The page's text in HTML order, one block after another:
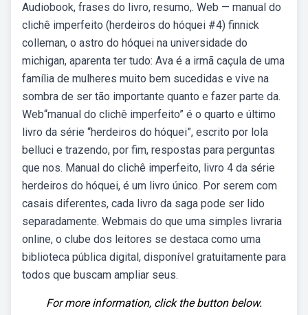
Audiobook, frases do livro, resumo,. Web — manual do
clichê imperfeito (herdeiros do hóquei #4) finnick
colleman, o astro do hóquei na universidade do
michigan, aparenta ter tudo: Ava é a irmã caçula de uma
família de mulheres muito bem sucedidas e vive na
sombra de ser tão importante quanto e fazer parte da.
Web“manual do clichê imperfeito” é o quarto e último
livro da série “herdeiros do hóquei”, escrito por lola
belluci e trazendo, por fim, respostas para perguntas
que nos. Manual do clichê imperfeito, livro 4 da série
herdeiros do hóquei, é um livro único. Por serem com
casais diferentes, cada livro da saga pode ser lido
separadamente. Webmais do que uma simples livraria
online, o clube dos leitores se destaca como uma
biblioteca pública digital, disponível gratuitamente para
todos que buscam ampliar seus.
For more information, click the button below.